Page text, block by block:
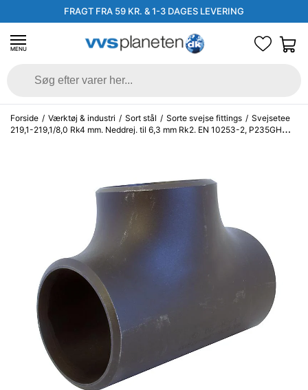
FRAGT FRA 59 KR. & 1-3 DAGES LEVERING
MENU
Forside / Værktøj & industri / Sort stål / Sorte svejse fittings / Svejsetee
219,1-219,1/8,0 Rk4 mm. Neddrej. til 6,3 mm Rk2. EN 10253-2, P235GH